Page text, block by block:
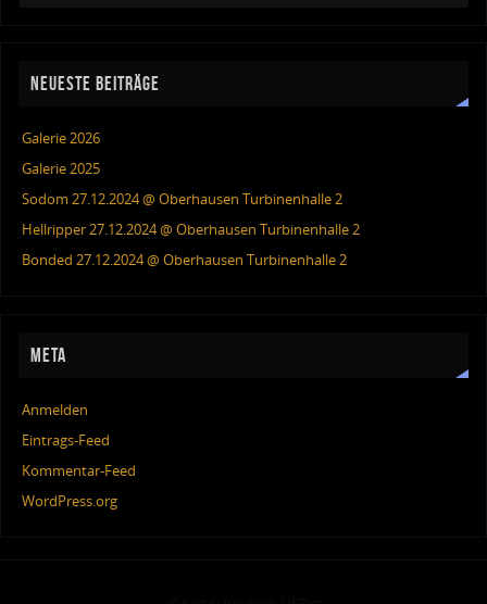
NEUESTE BEITRÄGE
Galerie 2026
Galerie 2025
Sodom 27.12.2024 @ Oberhausen Turbinenhalle 2
Hellripper 27.12.2024 @ Oberhausen Turbinenhalle 2
Bonded 27.12.2024 @ Oberhausen Turbinenhalle 2
META
Anmelden
Eintrags-Feed
Kommentar-Feed
WordPress.org